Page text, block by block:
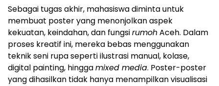
Sebagai tugas akhir, mahasiswa diminta untuk
membuat poster yang menonjolkan aspek
kekuatan, keindahan, dan fungsirumohAceh. Dalam
proses kreatif ini, mereka bebas menggunakan
teknik seni rupa seperti ilustrasi manual, kolase,
digital painting, hinggamixed media. Poster-poster
yang dihasilkan tidak hanya menampilkan visualisasi